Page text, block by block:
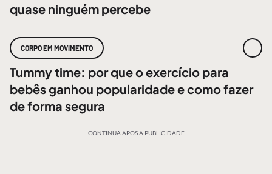
quase ninguém percebe
CORPO EM MOVIMENTO
Tummy time: por que o exercício para
bebês ganhou popularidade e como fazer
de forma segura
CONTINUA APÓS A PUBLICIDADE